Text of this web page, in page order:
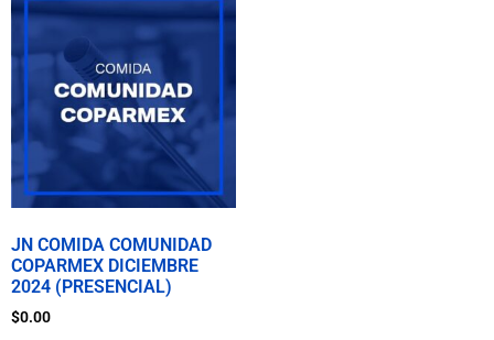
JN COMIDA COMUNIDAD
COPARMEX DICIEMBRE
2024 (PRESENCIAL)
$0.00